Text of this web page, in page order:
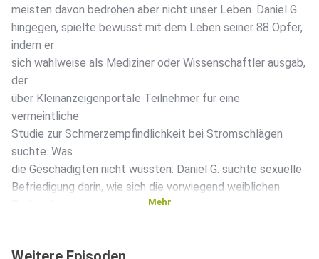
meisten davon bedrohen aber nicht unser Leben. Daniel G.
hingegen, spielte bewusst mit dem Leben seiner 88 Opfer,
indem er
sich wahlweise als Mediziner oder Wissenschaftler ausgab,
der
über Kleinanzeigenportale Teilnehmer für eine
vermeintliche
Studie zur Schmerzempfindlichkeit bei Stromschlägen
suchte. Was
die Geschädigten nicht wussten: Daniel G. suchte sexuelle
Befriedigung darin, wie sich die vorwiegend weiblichen
Mehr